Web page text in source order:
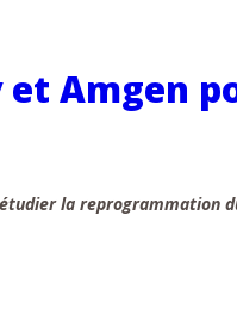
Amgen
la reprogrammation